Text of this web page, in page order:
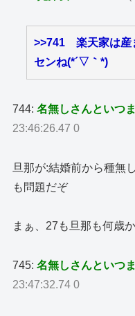
>>741 楽天家は産
センね(*´▽｀*)
744:名無しさんといつ
23:46:26.47 0
旦那が:結婚前から種無
も問題だぞ
まぁ、27も旦那も何歳
745:名無しさんといつ
23:47:32.74 0